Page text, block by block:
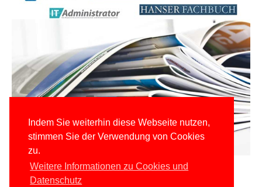
Indem Sie weiterhin diese Webseite nutzen,
stimmen Sie der Verwendung von Cookies
zu.
Weitere Informationen zu Cookies und
Datenschutz